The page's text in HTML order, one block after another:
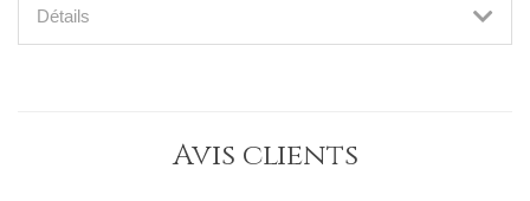
Détails
Avis clients